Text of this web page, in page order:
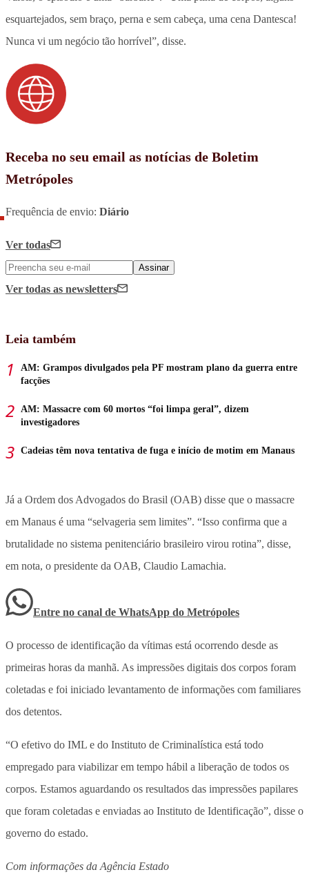
esquartejados, sem braço, perna e sem cabeça, uma cena Dantesca!
Nunca vi um negócio tão horrível”, disse.
Receba no seu email as notícias de Boletim
Metrópoles
Frequência de envio: Diário
Ver todas
Assinar
Ver todas as newsletters
Leia também
AM: Grampos divulgados pela PF mostram plano da guerra entre
facções
AM: Massacre com 60 mortos “foi limpa geral”, dizem
investigadores
Cadeias têm nova tentativa de fuga e início de motim em Manaus
Já a Ordem dos Advogados do Brasil (OAB) disse que o massacre
em Manaus é uma “selvageria sem limites”. “Isso confirma que a
brutalidade no sistema penitenciário brasileiro virou rotina”, disse,
em nota, o presidente da OAB, Claudio Lamachia.
Entre no canal de WhatsApp do Metrópoles
O processo de identificação da vítimas está ocorrendo desde as
primeiras horas da manhã. As impressões digitais dos corpos foram
coletadas e foi iniciado levantamento de informações com familiares
dos detentos.
“O efetivo do IML e do Instituto de Criminalística está todo
empregado para viabilizar em tempo hábil a liberação de todos os
corpos. Estamos aguardando os resultados das impressões papilares
que foram coletadas e enviadas ao Instituto de Identificação”, disse o
governo do estado.
Com informações da Agência Estado